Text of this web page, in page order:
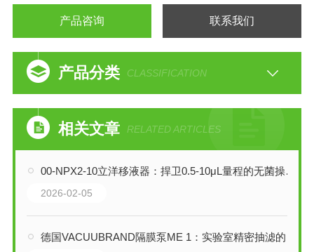
产品咨询 联系我们
产品分类 CLASSIFICATION
相关文章 RELATED ARTICLES
00-NPX2-10立洋移液器：捍卫0.5-10μL量程的无菌操作与精准防线
2026-02-05
德国VACUUBRAND隔膜泵ME 1：实验室精密抽滤的可靠伙伴